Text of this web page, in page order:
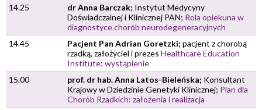
14.25 dr Anna Barczak; Instytut Medycyny
Doświadczalnej i Klinicznej PAN; Rola opiekuna w
diagnostyce chorób neurodegeneracyjnych
14.45
Pacjent Pan Adrian Goretzki; pacjent z chorobą
rzadką, założyciel i prezes Healthcare Education
Institute; wystąpienie
15.00
prof. dr hab. Anna Latos-Bieleńska; Konsultant
Krajowy w Dziedzinie Genetyki Klinicznej; Plan dla
Chorób Rzadkich: założenia i realizacja